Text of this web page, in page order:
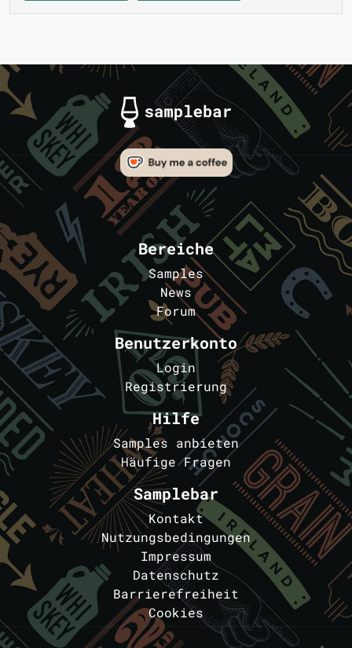
Bereiche
Samples
News
Forum
Benutzerkonto
Login
Registrierung
Hilfe
Samples anbieten
Häufige Fragen
Samplebar
Kontakt
Nutzungsbedingungen
Impressum
Datenschutz
Barrierefreiheit
Cookies